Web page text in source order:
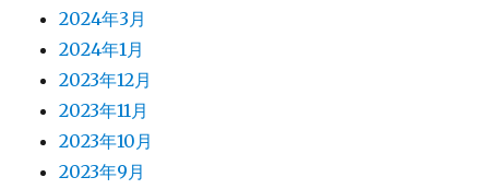
2024年3月
2024年1月
2023年12月
2023年11月
2023年10月
2023年9月